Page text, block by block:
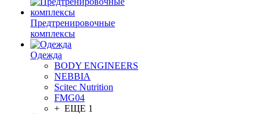
Предтренировочные
комплексы
Одежда
BODY ENGINEERS
NEBBIA
Scitec Nutrition
FMG04
+ ЕЩЕ 1